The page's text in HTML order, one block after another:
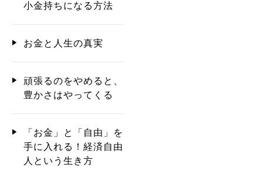
小金持ちになる方法
お金と人生の真実
頑張るのをやめると、
豊かさはやってくる
「お金」と「自由」を
手に入れる！経済自由
人という生き方